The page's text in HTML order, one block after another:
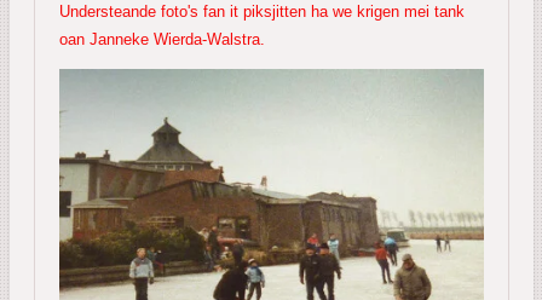
Understeande foto's fan it piksjitten ha we krigen mei tank
oan Janneke Wierda-Walstra.